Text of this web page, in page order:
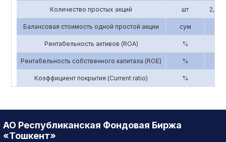
Количество простых акций шт
Балансовая стоимость одной простой акции сум
Рентабельность активов (ROA) %
Рентабельность собственного капитала (ROE) %
Коэффициент покрытия (Current ratio) %
АО Республиканская Фондовая Биржа
«Тошкент»